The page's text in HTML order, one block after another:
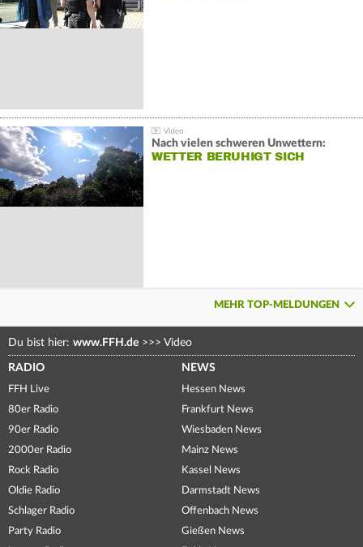
Nach vielen schweren Unwettern:
WETTER BERUHIGT SICH
MEHR TOP-MELDUNGEN
Du bist hier: www.FFH.de >>> Video
RADIO
FFH Live
80er Radio
90er Radio
2000er Radio
Rock Radio
Oldie Radio
Schlager Radio
Party Radio
NEWS
Hessen News
Frankfurt News
Wiesbaden News
Mainz News
Kassel News
Darmstadt News
Offenbach News
Gießen News